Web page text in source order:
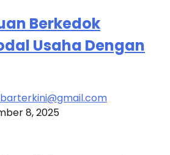
Berkedok
Usaha Dengan
8, 2025